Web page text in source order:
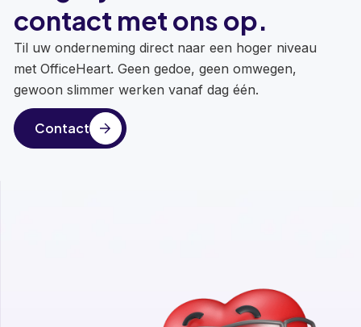
contact met ons op.
Til uw onderneming direct naar een hoger niveau
met OfficeHeart. Geen gedoe, geen omwegen,
gewoon slimmer werken vanaf dag één.
Contact